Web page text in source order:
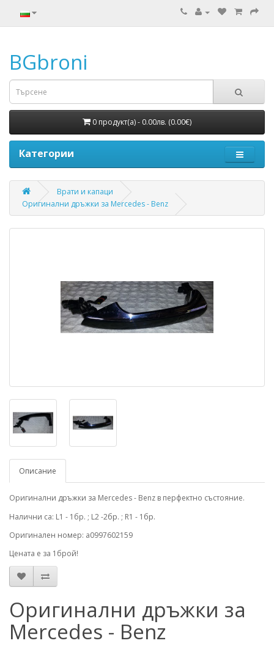
BGbroni
0 продукт(а) - 0.00лв. (0.00€)
Категории
Врати и капаци
Оригинални дръжки за Mercedes - Benz
Описание
Оригинални дръжки за Mercedes - Benz в перфектно състояние.
Налични са: L1 - 1бр. ; L2 -2бр. ; R1 - 1 бр.
Оригинален номер: a0997602159
Цената е за 1брой!
Оригинални дръжки за
Mercedes - Benz